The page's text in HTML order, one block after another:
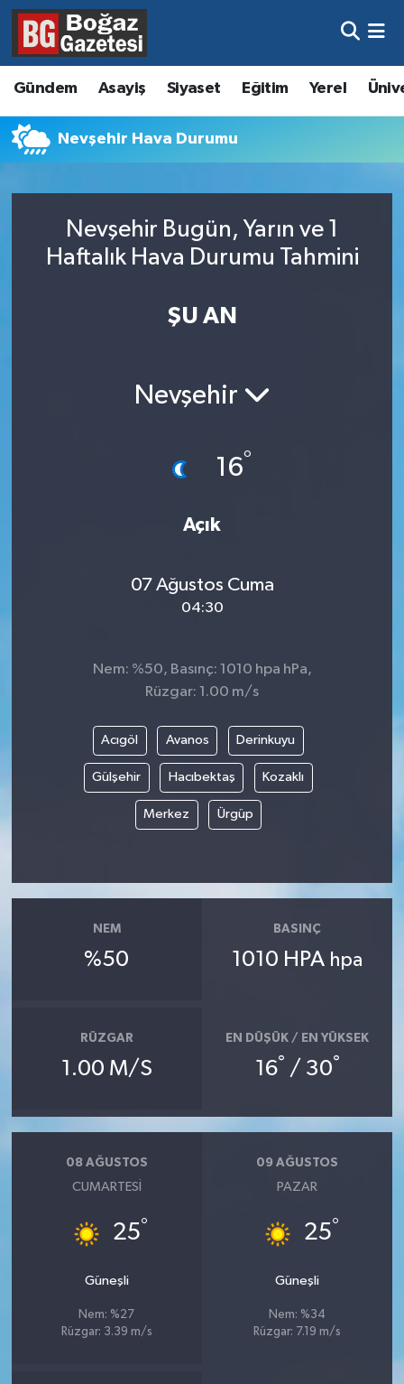
Gündem Asayiş Siyaset Eğitim Yerel
Nevşehir Hava Durumu
Nevşehir Bugün, Yarın ve 1
Haftalık Hava Durumu Tahmini
ŞU AN
Nevşehir
16°
Açık
07 Ağustos Cuma
04:30
Nem: %50, Basınç: 1010 hpa hPa,
Rüzgar: 1.00 m/s
Acıgöl Avanos Derinkuyu
Gülşehir Hacıbektaş Kozaklı
Merkez Ürgüp
NEM
%50
BASINÇ
1010 HPA hpa
RÜZGAR
1.00 M/S
EN DÜŞÜK / EN YÜKSEK
16° / 30°
08 AĞUSTOS
CUMARTESI
25°
Güneşli
Nem: %27
Rüzgar: 3.39 m/s
09 AĞUSTOS
PAZAR
25°
Güneşli
Nem: %34
Rüzgar: 7.19 m/s
Asayiş
Eğitim
Ekonomi
Kültür ve Sanat
Hava Durumu
Trafik Durumu
Süper Lig Puan Durumu ve Fikstür
Son Dakika Haberleri